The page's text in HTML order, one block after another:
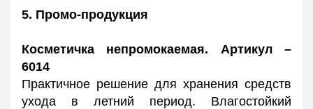
5. Промо-продукция
Косметичка непромокаемая. Артикул –
6014
Практичное решение для хранения средств
ухода в летний период. Влагостойкий